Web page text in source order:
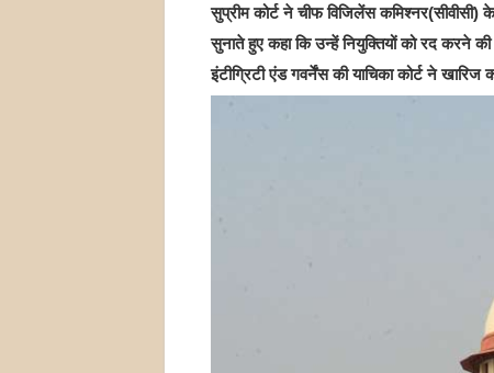
सुप्रीम कोर्ट ने चीफ विजिलेंस
सुनाते हुए कहा कि उन्‍हें नियुक्तियों को रद करने
इंटीग्रिटी एंड गवर्नेंस की याचिका कोर्ट ने खारिज